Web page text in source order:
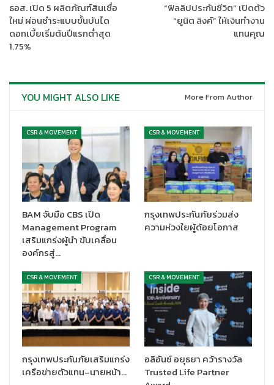
ธอส. เปิด 5 ผลิตภัณฑ์สินเชื่อ
ใหม่ ผ่อนชำระแบบขั้นบันได
ดอกเบี้ยเริ่มต้นปีแรกต่ำสุด
1.75%
“ฟิลลิปประกันชีวิต” เปิดตัว
“ยูนิต ลิงค์” ให้เงินทำงาน
แทนคุณ
YOU MIGHT ALSO LIKE More From Author
CSR & MOVEMENT
BAM จับมือ CBS เปิด
Management Program
เสริมแกร่งผู้นำ ขับเคลื่อน
องค์กรสู่…
CSR & MOVEMENT
กรุงเทพประกันภัยร่วมส่ง
ความห่วงใยผู้ด้อยโอกาส
CSR & MOVEMENT
กรุงเทพประกันภัยเสริมแกร่ง
เครือข่ายตัวแทน–นายหน้า…
CSR & MOVEMENT
อลิอันซ์ อยุธยา คว้ารางวัล
Trusted Life Partner